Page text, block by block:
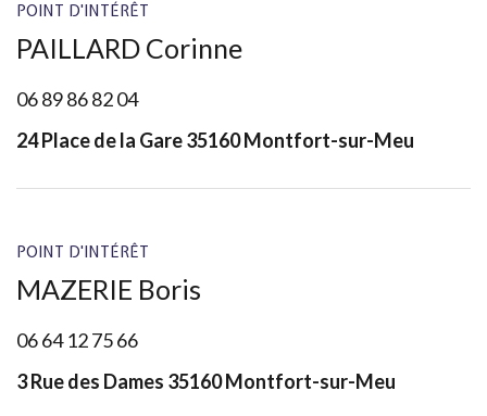
POINT D'INTÉRÊT
PAILLARD Corinne
06 89 86 82 04
24 Place de la Gare 35160 Montfort-sur-Meu
POINT D'INTÉRÊT
MAZERIE Boris
06 64 12 75 66
3 Rue des Dames 35160 Montfort-sur-Meu